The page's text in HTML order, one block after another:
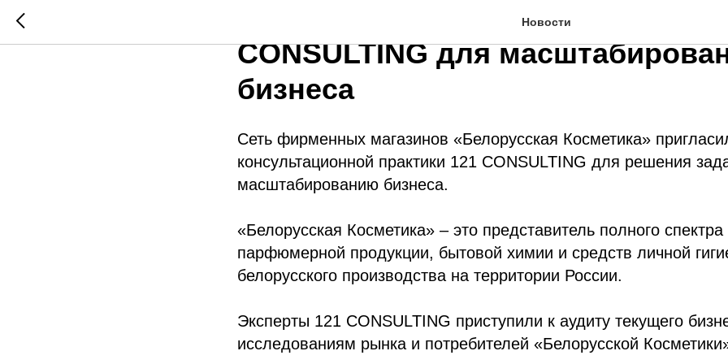
Новости
«Белорусская косметика»
CONSULTING для
бизнеса
Сеть фирменных магазинов «Белорусская Косметика»
консультационной практики 121 CONSULTING для решения
масштабированию бизнеса.
«Белорусская Косметика» – это представитель полного
парфюмерной продукции, бытовой химии и средств личной
белорусского производства на территории России.
Эксперты 121 CONSULTING приступили к аудиту текущего
исследованиям рынка и потребителей «Белорусской